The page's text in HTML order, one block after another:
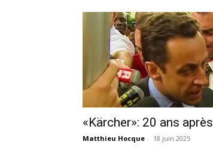
«Kärcher»: 20 ans après
Matthieu Hocque - 18 juin 2025